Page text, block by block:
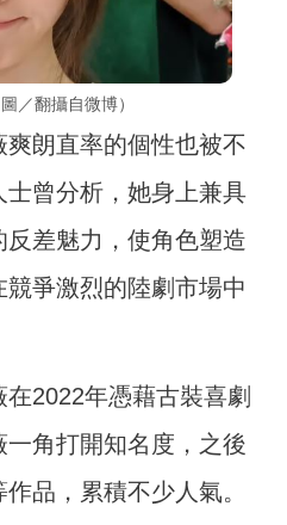
／翻攝自微博）
朗直率的個性也被不
曾分析，她身上兼具
差魅力，使角色塑造
爭激烈的陸劇市場中
2022年憑藉古裝喜劇
一角打開知名度，之後
品，累積不少人氣。